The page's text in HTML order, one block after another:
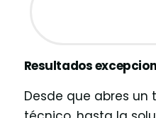
Resultados
Desde que abres un